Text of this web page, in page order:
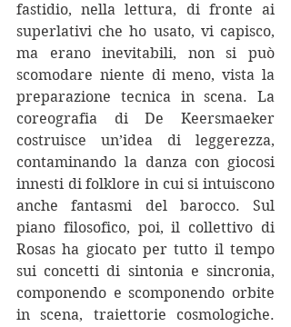
fastidio, nella lettura, di fronte ai
superlativi che ho usato, vi capisco,
ma erano inevitabili, non si può
scomodare niente di meno, vista la
preparazione tecnica in scena. La
coreografia di De Keersmaeker
costruisce un’idea di leggerezza,
contaminando la danza con giocosi
innesti di folklore in cui si intuiscono
anche fantasmi del barocco. Sul
piano filosofico, poi, il collettivo di
Rosas ha giocato per tutto il tempo
sui concetti di sintonia e sincronia,
componendo e scomponendo orbite
in scena, traiettorie cosmologiche.